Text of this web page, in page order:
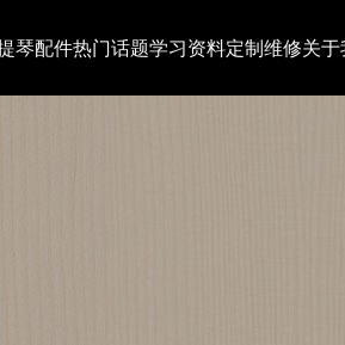
琴配件热门话题学习资料定制维修关于